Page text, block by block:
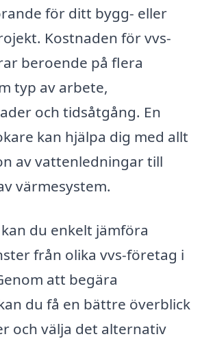
för ditt bygg- eller
Kostnaden för vvs-
beroende på flera
typ av arbete,
och tidsåtgång. En
kan hjälpa dig med allt
av vattenledningar till
värmesystem.
du enkelt jämföra
från olika vvs-företag i
att begära
du få en bättre överblick
och välja det alternativ